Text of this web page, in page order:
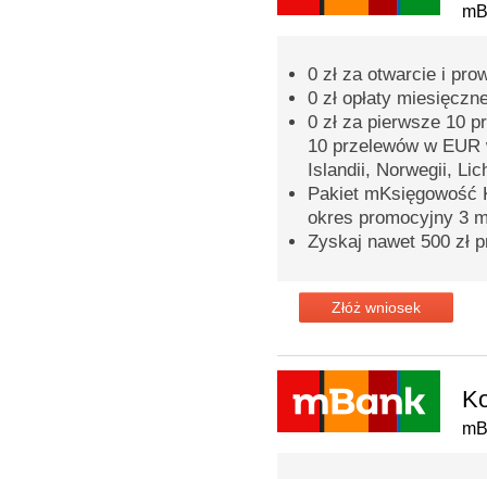
0 zł za otwarcie i
0 zł opłaty
0 zł za pierwsze 10
10 przelewów w
Islandii, Norwegii,
Pakiet mKsięgowość
okres promocyjny 3
Zyskaj nawet 500 zł
Złóż wniosek